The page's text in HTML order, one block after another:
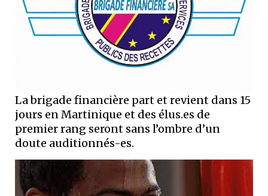
La brigade financière part et revient dans 15
jours en Martinique et des élus.es de
premier rang seront sans l’ombre d’un
doute auditionnés-es.